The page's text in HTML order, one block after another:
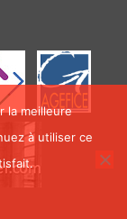
la meilleure
à utiliser ce